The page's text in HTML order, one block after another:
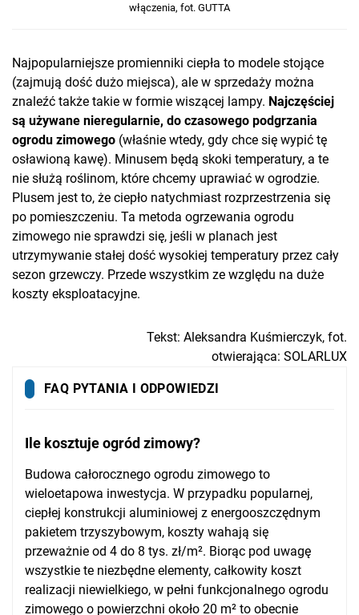
włączenia, fot. GUTTA
Najpopularniejsze promienniki ciepła to modele stojące
(zajmują dość dużo miejsca), ale w sprzedaży można
znaleźć także takie w formie wiszącej lampy. Najczęściej
są używane nieregularnie, do czasowego podgrzania
ogrodu zimowego (właśnie wtedy, gdy chce się wypić tę
osławioną kawę). Minusem będą skoki temperatury, a te
nie służą roślinom, które chcemy uprawiać w ogrodzie.
Plusem jest to, że ciepło natychmiast rozprzestrzenia się
po pomieszczeniu. Ta metoda ogrzewania ogrodu
zimowego nie sprawdzi się, jeśli w planach jest
utrzymywanie stałej dość wysokiej temperatury przez cały
sezon grzewczy. Przede wszystkim ze względu na duże
koszty eksploatacyjne.
Tekst: Aleksandra Kuśmierczyk, fot.
otwierająca: SOLARLUX
FAQ PYTANIA I ODPOWIEDZI
Ile kosztuje ogród zimowy?
Budowa całorocznego ogrodu zimowego to
wieloetapowa inwestycja. W przypadku popularnej,
ciepłej konstrukcji aluminiowej z energooszczędnym
pakietem trzyszybowym, koszty wahają się
przeważnie od 4 do 8 tys. zł/m². Biorąc pod uwagę
wszystkie te niezbędne elementy, całkowity koszt
realizacji niewielkiego, w pełni funkcjonalnego ogrodu
zimowego o powierzchni około 20 m² to obecnie